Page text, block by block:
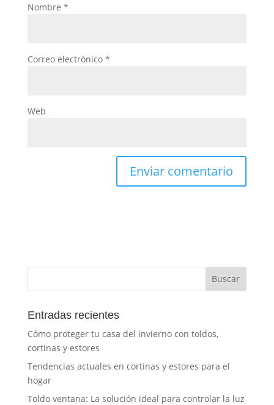
Nombre *
Correo electrónico *
Web
Entradas recientes
Cómo proteger tu casa del invierno con toldos,
cortinas y estores
Tendencias actuales en cortinas y estores para el
hogar
Toldo ventana: La solución ideal para controlar la luz